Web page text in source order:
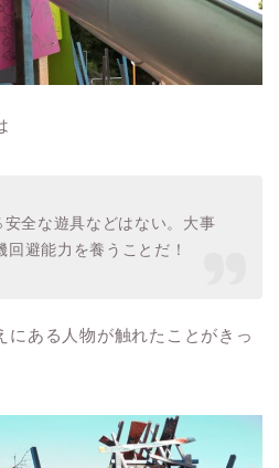
全な遊具などはない。大事
避能力を養うことだ！
にある人物が触れたことがきっ